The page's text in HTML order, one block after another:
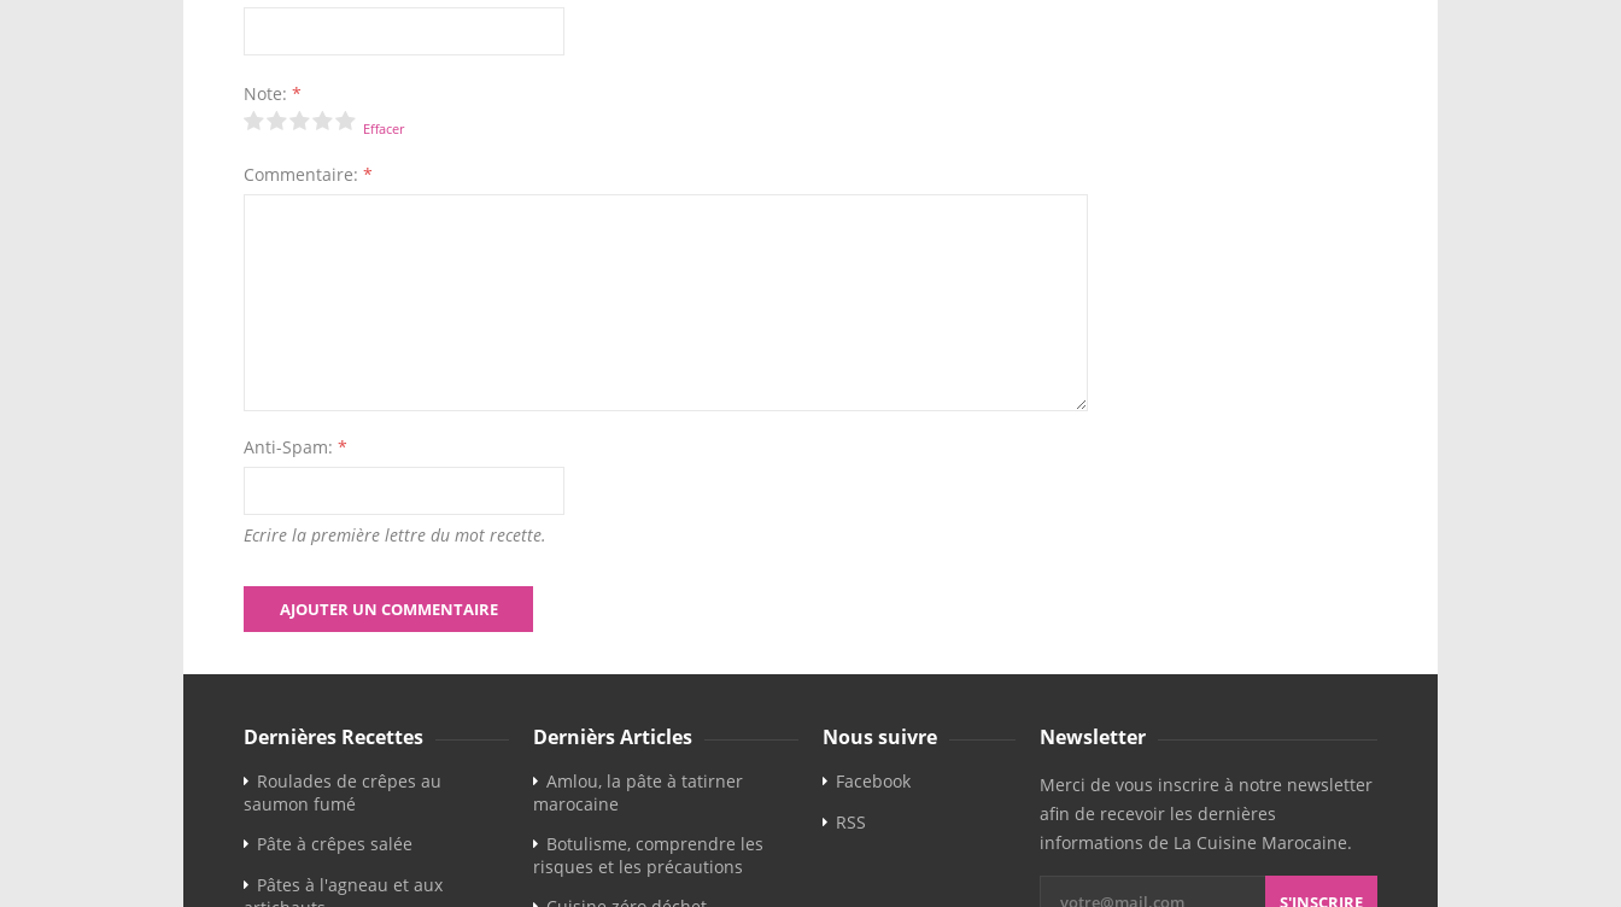
Note: *
Effacer
Commentaire: *
Anti-Spam: *
Ecrire la première lettre du mot recette.
Dernières Recettes
Roulades de crêpes au
saumon fumé
Pâte à crêpes salée
Pâtes à l'agneau et aux
Dernièrs Articles
Amlou, la pâte à tatirner
marocaine
Botulisme, comprendre les
risques et les précautions
Nous suivre
Facebook
RSS
Newsletter
Merci de vous inscrire à notre newsletter
afin de recevoir les dernières
informations de La Cuisine Marocaine.
S'INSCRIRE